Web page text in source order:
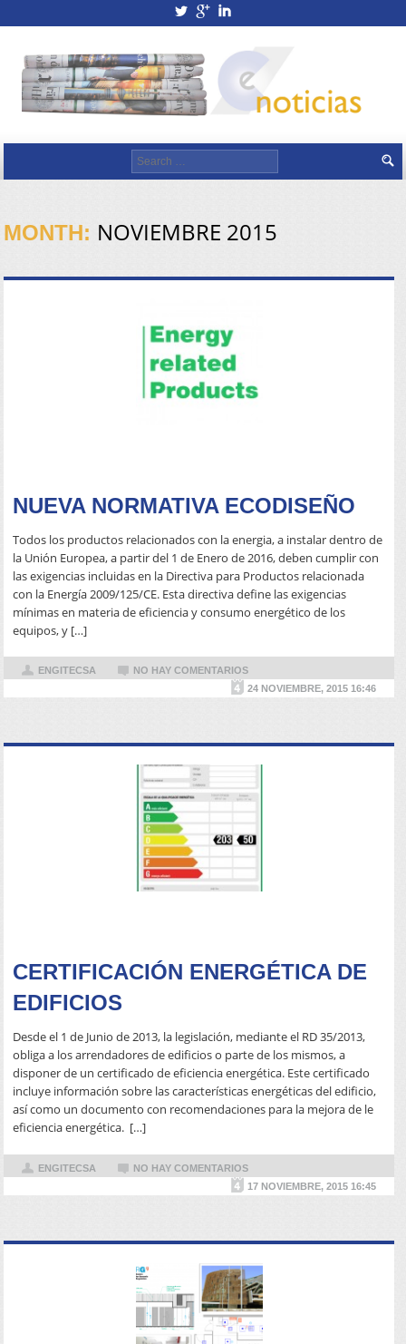
twitterbird googleplus linkedin
Search for:
MONTH: NOVIEMBRE 2015
NUEVA NORMATIVA ECODISEÑO
Todos los productos relacionados con la energia, a instalar dentro de
la Unión Europea, a partir del 1 de Enero de 2016, deben cumplir con
las exigencias incluidas en la Directiva para Productos relacionada
con la Energía 2009/125/CE. Esta directiva define las exigencias
mínimas en materia de eficiencia y consumo energético de los
equipos, y […]
ENGITECSA
NO HAY COMENTARIOS
24 NOVIEMBRE, 2015 16:46
CERTIFICACIÓN ENERGÉTICA DE
EDIFICIOS
Desde el 1 de Junio de 2013, la legislación, mediante el RD 35/2013,
obliga a los arrendadores de edificios o parte de los mismos, a
disponer de un certificado de eficiencia energética. Este certificado
incluye información sobre las características energéticas del edificio,
así como un documento con recomendaciones para la mejora de le
eficiencia energética. […]
ENGITECSA
NO HAY COMENTARIOS
17 NOVIEMBRE, 2015 16:45